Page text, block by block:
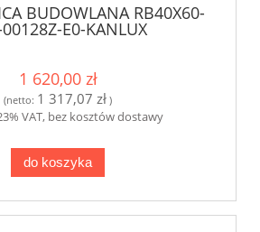
BUDOWLANA RB40X60-
E0-KANLUX
1 620,00 zł
(netto: 1 317,07 zł )
VAT, bez kosztów dostawy
do koszyka